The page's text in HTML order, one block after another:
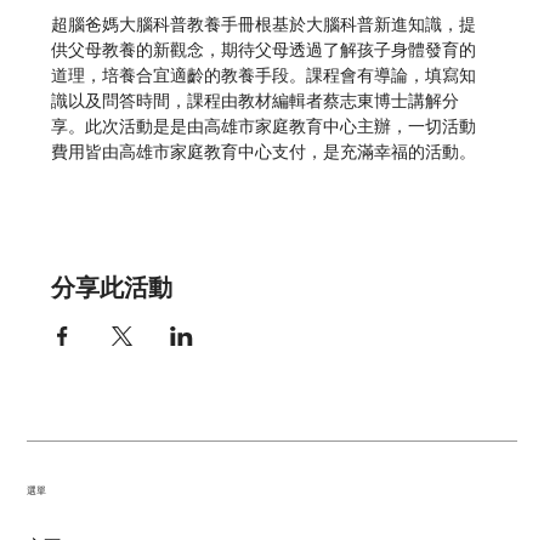
超腦爸媽大腦科普教養手冊根基於大腦科普新進知識，提
供父母教養的新觀念，期待父母透過了解孩子身體發育的
道理，培養合宜適齡的教養手段。課程會有導論，填寫知
識以及問答時間，課程由教材編輯者蔡志東博士講解分
享。此次活動是是由高雄市家庭教育中心主辦，一切活動
費用皆由高雄市家庭教育中心支付，是充滿幸福的活動。
分享此活動
​選單